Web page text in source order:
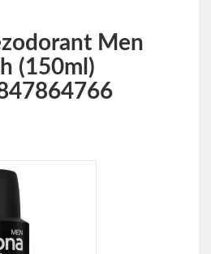
Men
(150ml)